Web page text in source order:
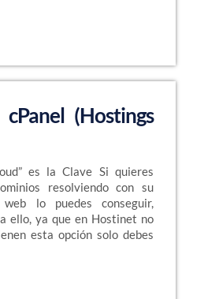
(Hostings
es la Clave Si quieres
resolviendo con su
lo puedes conseguir,
ello, ya que en Hostinet no
esta opción solo debes